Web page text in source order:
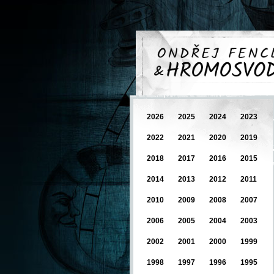
2026 2025 2024 2023
2022 2021 2020 2019
2018 2017 2016 2015
2014 2013 2012 2011
2010 2009 2008 2007
2006 2005 2004 2003
2002 2001 2000 1999
1998 1997 1996 1995